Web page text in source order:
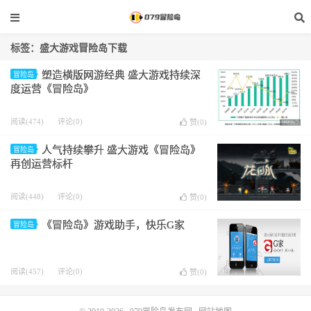
标签：盛大游戏冒险岛下载
冒险岛
塑造横版网游经典 盛大游戏持续深
度运营《冒险岛》
阅读(474) 评论(0) 赞(0)
冒险岛
人气持续攀升 盛大游戏《冒险岛》
再创运营标杆
阅读(448) 评论(0) 赞(0)
冒险岛 《冒险岛》游戏助手，快乐G家
阅读(457) 评论(0) 赞(0)